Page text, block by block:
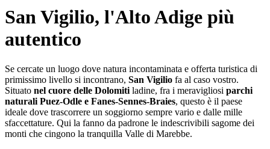
San Vigilio, l'Alto Adige più
autentico
Se cercate un luogo dove natura incontaminata e offerta turistica di
primissimo livello si incontrano, San Vigilio fa al caso vostro.
Situato nel cuore delle Dolomiti ladine, fra i meravigliosi parchi
naturali Puez-Odle e Fanes-Sennes-Braies, questo è il paese
ideale dove trascorrere un soggiorno sempre vario e dalle mille
sfaccettature. Qui la fanno da padrone le indescrivibili sagome dei
monti che cingono la tranquilla Valle di Marebbe.